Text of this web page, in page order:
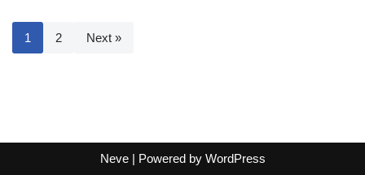
1 2 Next »
Neve| Powered by WordPress